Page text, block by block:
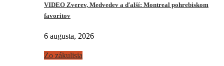
VIDEO Zverev, Medvedev a ďalší: Montreal pohrebiskom
favoritov
6 augusta, 2026
Zo zákulisia